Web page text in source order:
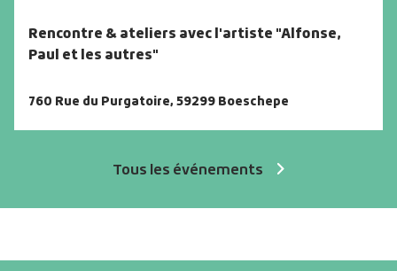
Tous les événements
Rencontre & ateliers avec l'artiste "Alfonse,
Paul et les autres"
760 Rue du Purgatoire,59299 Boeschepe
Voir -Rencontre & ateliers avec l'artiste "Alfonse, Paul et